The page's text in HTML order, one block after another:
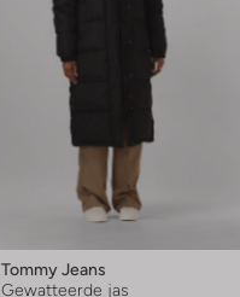
Tommy Jeans
Gewatteerde jas